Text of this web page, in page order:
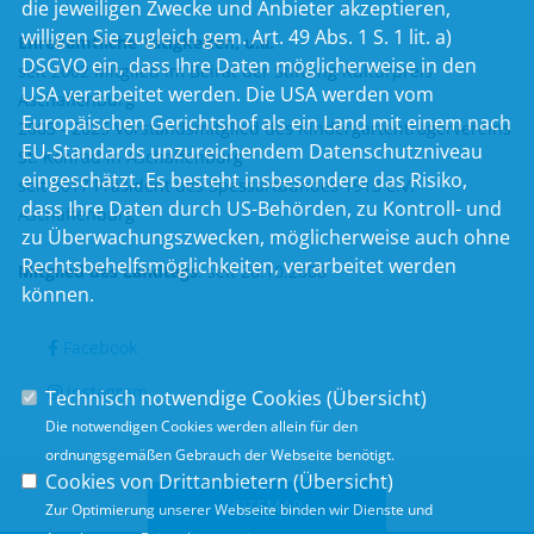
Ehrenamtliche Tätigkeiten, u.a.
seit 2002 Mitglied im Beirat der Stiftung Kulturpreis
Aschaffenburg
2005 - 2025 Vorstandsmitglied des Kindergartenträgervereins
St. Konrad in Aschaffenburg
seit 2017 Präsident des Spessartbundes 1913 e.V.
Aschaffenburg
Mitglied des Landtags: seit 20.10.2008
Facebook
Instagram
SITEMAP
die jeweiligen Zwecke und Anbieter akzeptieren,
willigen Sie zugleich gem. Art. 49 Abs. 1 S. 1 lit. a)
DSGVO ein, dass Ihre Daten möglicherweise in den
USA verarbeitet werden. Die USA werden vom
Europäischen Gerichtshof als ein Land mit einem nach
EU-Standards unzureichendem Datenschutzniveau
eingeschätzt. Es besteht insbesondere das Risiko,
dass Ihre Daten durch US-Behörden, zu Kontroll- und
zu Überwachungszwecken, möglicherweise auch ohne
Rechtsbehelfsmöglichkeiten, verarbeitet werden
können.
Technisch notwendige Cookies (Übersicht)
Die notwendigen Cookies werden allein für den
ordnungsgemäßen Gebrauch der Webseite benötigt.
Cookies von Drittanbietern (Übersicht)
Zur Optimierung unserer Webseite binden wir Dienste und